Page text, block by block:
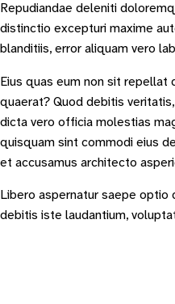
Repudiandae deleniti
distinctio excepturi maxime
blanditiis, error aliquam vero
Eius quas eum non sit repellat
quaerat? Quod debitis
dicta vero officia molestias
quisquam sint commodi eius
et accusamus architecto
Libero aspernatur saepe optio
debitis iste laudantium,